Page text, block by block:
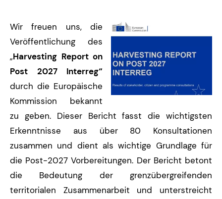
Wir freuen uns, die
Veröffentlichung des
„Harvesting Report on
Post 2027 Interreg“
durch die Europäische
Kommission bekannt
zu geben. Dieser Bericht fasst die wichtigsten
Erkenntnisse aus über 80 Konsultationen
zusammen und dient als wichtige Grundlage für
die Post-2027 Vorbereitungen. Der Bericht betont
die Bedeutung der grenzübergreifenden
territorialen Zusammenarbeit und unterstreicht